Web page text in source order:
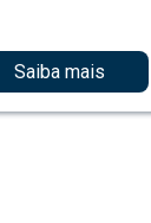
Saiba mais